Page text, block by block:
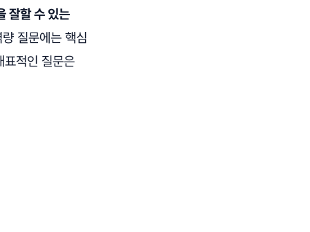
잘할 수 있는
질문에는 핵심
표적인 질문은